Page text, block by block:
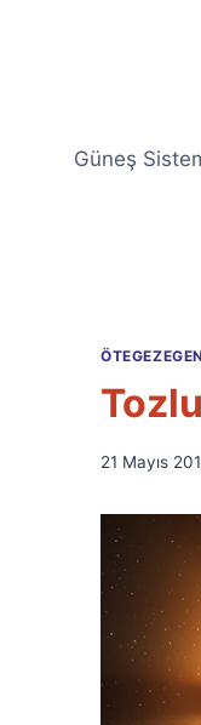
Güneş
ÖTEGEZEGEN
By
Fuat
Özyar
21 Mayıs